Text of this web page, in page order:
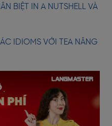
BIỆT IN A NUTSHELL VÀ
IDIOMS VỚI TEA NÂNG